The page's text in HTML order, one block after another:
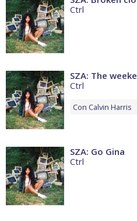
Ctrl
SZA: The
Ctrl
Con Calvin Harris
SZA: Go Gina
Ctrl